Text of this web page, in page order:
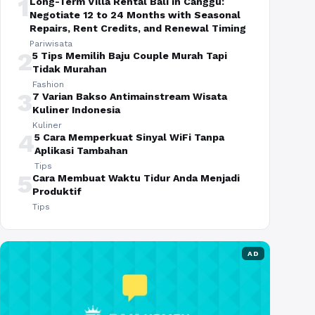
1 Negotiate 12 to 24 Months with Seasonal
Repairs, Rent Credits, and Renewal Timing
Pariwisata
25 Tips Memilih Baju Couple Murah Tapi
Tidak Murahan
Fashion
37 Varian Bakso Antimainstream Wisata
Kuliner Indonesia
Kuliner
45 Cara Memperkuat Sinyal WiFi Tanpa
Aplikasi Tambahan
Tips
5Cara Membuat Waktu Tidur Anda Menjadi
Produktif
Tips
AD